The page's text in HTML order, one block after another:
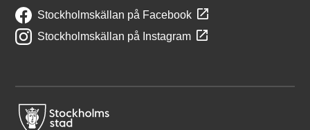
Stockholmskällan på Facebook
Stockholmskällan på Instagram